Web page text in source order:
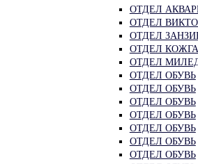
ОТДЕЛ
ОТДЕЛ
ОТДЕЛ
ОТДЕЛ
ОТДЕЛ
ОТДЕЛ ОБУВЬ
ОТДЕЛ ОБУВЬ
ОТДЕЛ ОБУВЬ
ОТДЕЛ ОБУВЬ
ОТДЕЛ ОБУВЬ
ОТДЕЛ ОБУВЬ
ОТДЕЛ ОБУВЬ